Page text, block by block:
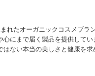
れたオーガニックコスメブ
にまで届く製品を提供して
ない本当の美しさと健康を求